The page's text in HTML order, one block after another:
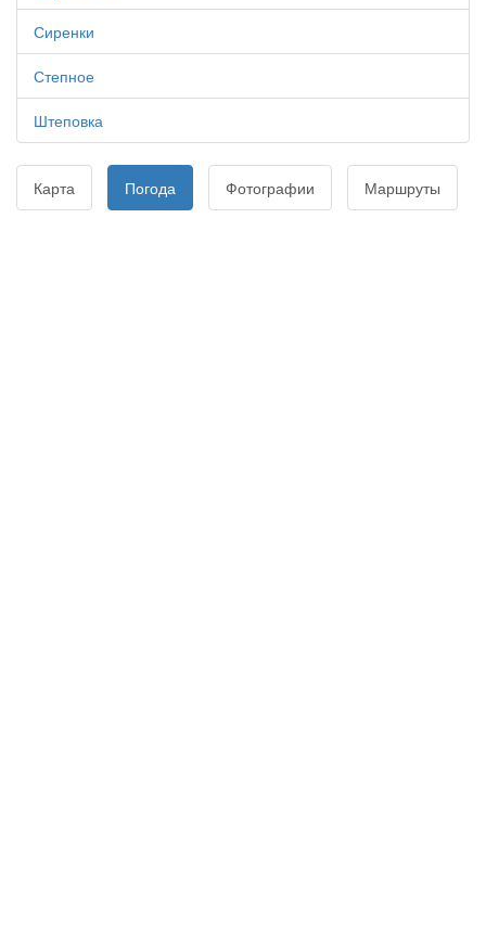
Сиренки
Степное
Штеповка
Карта Погода Фотографии Маршруты